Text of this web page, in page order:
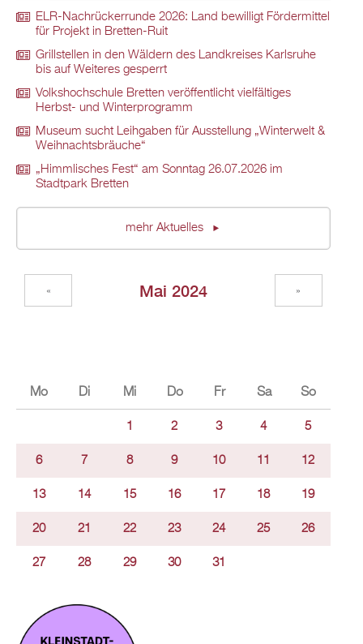
ELR-Nachrückerrunde 2026: Land bewilligt Fördermittel
für Projekt in Bretten-Ruit
Grillstellen in den Wäldern des Landkreises Karlsruhe
bis auf Weiteres gesperrt
Volkshochschule Bretten veröffentlicht vielfältiges
Herbst- und Winterprogramm
Museum sucht Leihgaben für Ausstellung „Winterwelt &
Weihnachtsbräuche“
„Himmlisches Fest“ am Sonntag 26.07.2026 im
Stadtpark Bretten
mehr Aktuelles
Mai 2024
« »
Mo Di Mi Do Fr Sa So
1 2 3 4 5
6 7 8 9 10 11 12
13 14 15 16 17 18 19
20 21 22 23 24 25 26
27 28 29 30 31